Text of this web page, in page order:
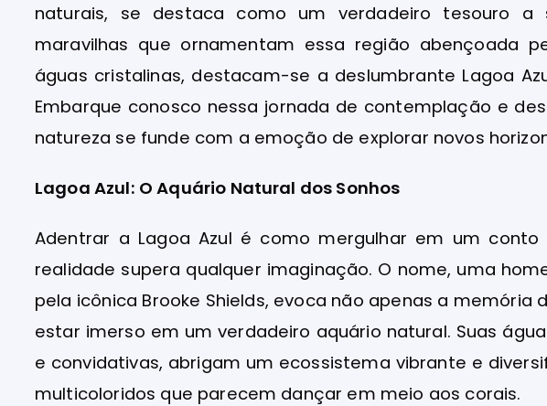
naturais, se destaca como um verdadeiro tesouro a
maravilhas que ornamentam essa região abençoada
águas cristalinas, destacam-se a deslumbrante Lagoa
Embarque conosco nessa jornada de contemplação e
natureza se funde com a emoção de explorar novos
Lagoa Azul: O Aquário Natural dos Sonhos
Adentrar a Lagoa Azul é como mergulhar em um
realidade supera qualquer imaginação. O nome, uma
pela icônica Brooke Shields, evoca não apenas a memória
estar imerso em um verdadeiro aquário natural. Suas
e convidativas, abrigam um ecossistema vibrante e
multicoloridos que parecem dançar em meio aos corais.